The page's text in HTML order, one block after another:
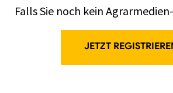
Falls Sie noch kein
JETZT